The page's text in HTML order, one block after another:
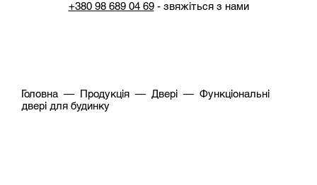
+380 98 689 04 69- звяжіться з нами
Головна — Продукція — Двері — Функціональні
двері для будинку